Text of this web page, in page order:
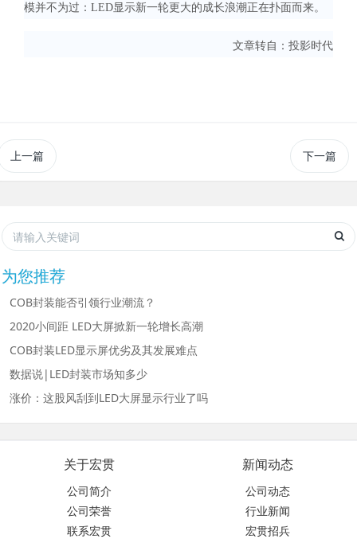
模并不为过：LED显示新一轮更大的成长浪潮正在扑面而来。
文章转自：投影时代
上一篇 下一篇
为您推荐
COB封装能否引领行业潮流？
2020小间距 LED大屏掀新一轮增长高潮
COB封装LED显示屏优劣及其发展难点
数据说|LED封装市场知多少
涨价：这股风刮到LED大屏显示行业了吗
关于宏贯
公司简介
公司荣誉
联系宏贯
新闻动态
公司动态
行业新闻
宏贯招兵